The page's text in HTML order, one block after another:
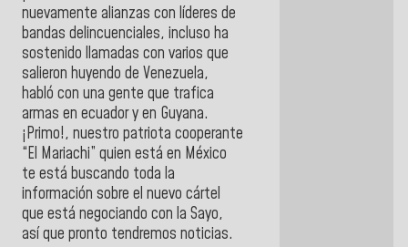
nuevamente alianzas con líderes de
bandas delincuenciales, incluso ha
sostenido llamadas con varios que
salieron huyendo de Venezuela,
habló con una gente que trafica
armas en ecuador y en Guyana.
¡Primo!, nuestro patriota cooperante
“El Mariachi” quien está en México
te está buscando toda la
información sobre el nuevo cártel
que está negociando con la Sayo,
así que pronto tendremos noticias.